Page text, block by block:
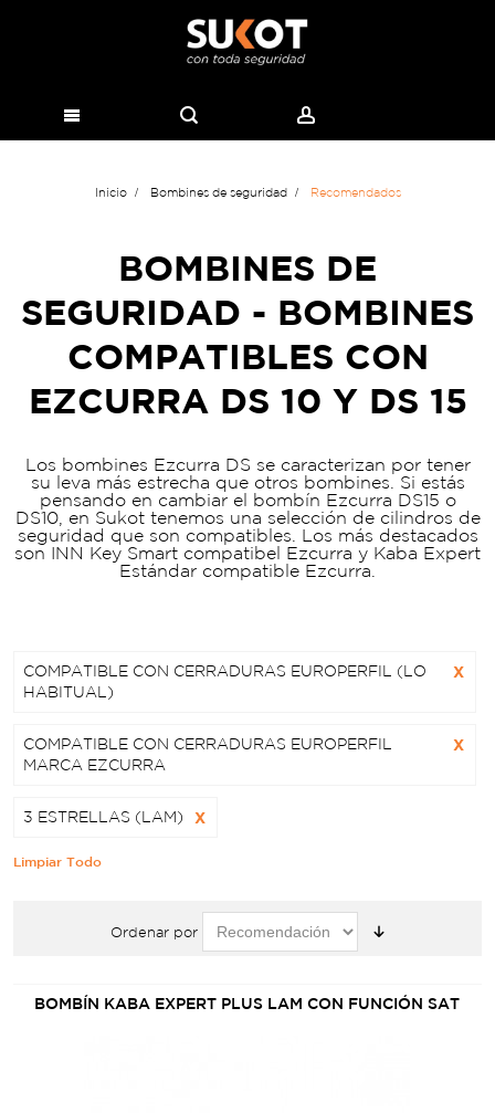
Inicio Bombines de seguridad Recomendados
BOMBINES DE
SEGURIDAD - BOMBINES
COMPATIBLES CON
EZCURRA DS 10 Y DS 15
Los bombines Ezcurra DS se caracterizan por tener
su leva más estrecha que otros bombines. Si estás
pensando en cambiar el bombín Ezcurra DS15 o
DS10, en Sukot tenemos una selección de cilindros de
seguridad que son compatibles. Los más destacados
son INN Key Smart compatibel Ezcurra y Kaba Expert
Estándar compatible Ezcurra.
COMPATIBLE CON CERRADURAS EUROPERFIL (LO
HABITUAL)
X
COMPATIBLE CON CERRADURAS EUROPERFIL
MARCA EZCURRA
X
3 ESTRELLAS (LAM) X
Limpiar Todo
Ordenar por
BOMBÍN KABA EXPERT PLUS LAM CON FUNCIÓN SAT